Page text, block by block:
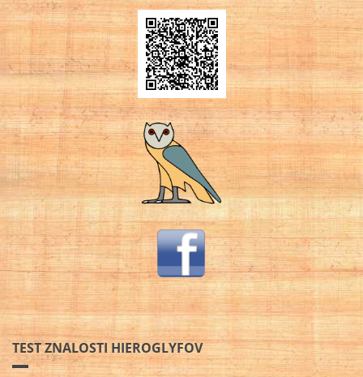
TEST ZNALOSTI HIEROGLYFOV